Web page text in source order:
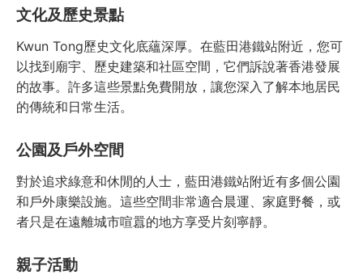
文化及歷史景點
Kwun Tong歷史文化底蘊深厚。在藍田港鐵站附近，您可
以找到廟宇、歷史建築和社區空間，它們訴說著香港發展
的故事。許多這些景點免費開放，讓您深入了解本地居民
的傳統和日常生活。
公園及戶外空間
對於追求綠意和休閒的人士，藍田港鐵站附近有多個公園
和戶外康樂設施。這些空間非常適合晨運、家庭野餐，或
者只是在遠離城市喧囂的地方享受片刻寧靜。
親子活動